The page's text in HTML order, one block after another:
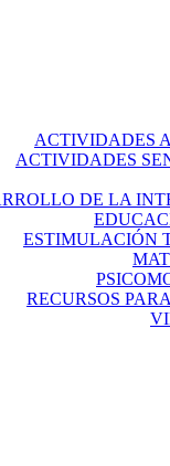
ACTIVIDADES
ACTIVIDADES
DE LA
ESTIMULACIÓN
RECURSOS